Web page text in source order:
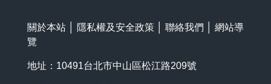
關於本站 隱私權及安全政策 聯絡我們
網站導
覽
地址：10491台北市中山區松江路209號